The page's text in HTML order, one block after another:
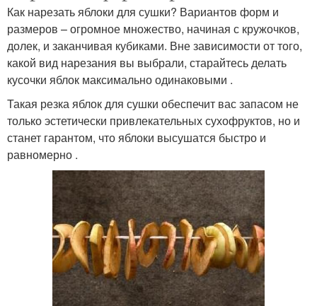
Как нарезать яблоки для сушки? Вариантов форм и
размеров – огромное множество, начиная с кружочков,
долек, и заканчивая кубиками. Вне зависимости от того,
какой вид нарезания вы выбрали, старайтесь делать
кусочки яблок максимально одинаковыми .
Такая резка яблок для сушки обеспечит вас запасом не
только эстетически привлекательных сухофруктов, но и
станет гарантом, что яблоки высушатся быстро и
равномерно .